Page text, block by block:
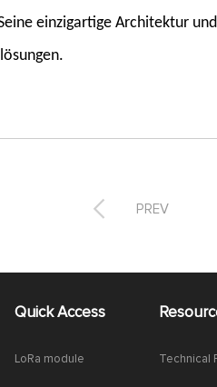
einzigartige Architektur
 PREV
Quick Access
LoRa module Technical